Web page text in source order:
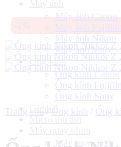
Máy ảnh Canon
Máy ảnh Nikon
Máy ảnh Sony
Ống kính
Ống kính Canon
Ống kính
Ống kính Sony
Gimbal
Micro thu âm
Máy quay DJI
Trang chủ Ống kính Ống